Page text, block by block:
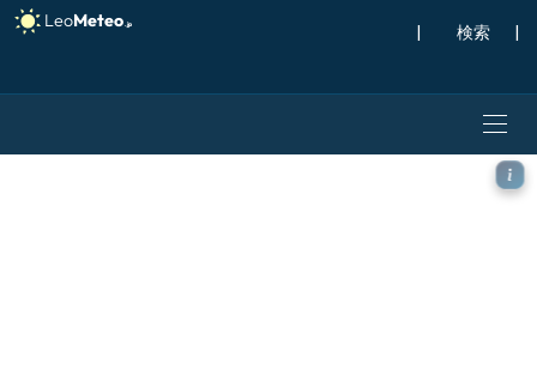
| |
ICON ドイツ 2 km モデル -